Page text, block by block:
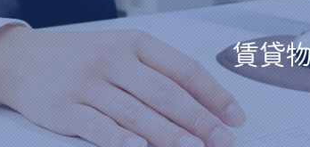
賃貸